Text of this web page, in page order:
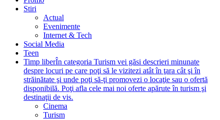
Stiri
Actual
Evenimente
Internet & Tech
Social Media
Teen
Timp liberÎn categoria Turism vei găsi descrieri minunate
despre locuri pe care poţi să le vizitezi atât în ţara cât şi în
străinătate şi unde poţi să-ţi promovezi o locaţie sau o ofertă
disponibilă. Poţi afla cele mai noi oferte apărute în turism şi
destinaţii de vis.
Cinema
Turism